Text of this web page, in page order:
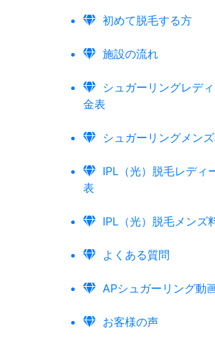
初めて脱毛する方
施設の流れ
シュガーリングレデ
金表
シュガーリングメン
IPL（光）脱毛レディ
表
IPL（光）脱毛メンズ
よくある質問
APシュガーリング動
お客様の声